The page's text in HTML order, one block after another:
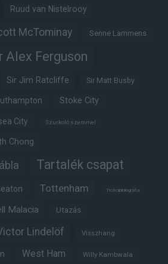
Ruud van Nistelrooy
McTominay Senne Lammens
Alex Ferguson
Sir Jim Ratcliffe Sir Matt Busby
Stoke City
City Szurkoló szemmel
Chong
Tartalék csapat
Tottenham Trófeabibliográfia
Malacia Utazás
Lindelöf Visszhang
West Ham Willy Kambwala